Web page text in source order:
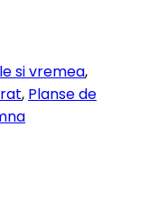
si vremea,
, Planse de